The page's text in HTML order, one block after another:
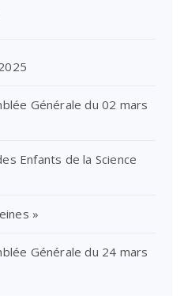
Générale du 02 mars
Enfants de la Science
»
Générale du 24 mars